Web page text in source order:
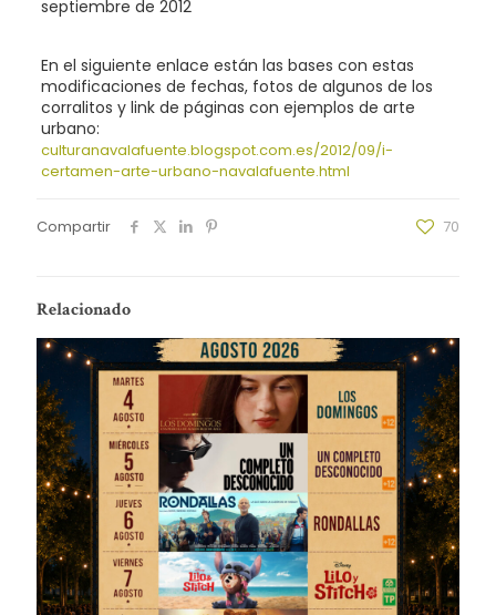
septiembre de 2012
En el siguiente enlace están las bases con estas
modificaciones de fechas, fotos de algunos de los
corralitos y link de páginas con ejemplos de arte
urbano:
culturanavalafuente.blogspot.com.es/2012/09/i-
certamen-arte-urbano-navalafuente.html
Compartir 70
Relacionado